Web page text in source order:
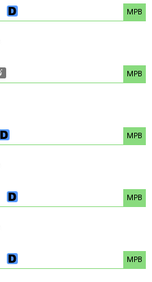
MPB
MPB
MPB
MPB
MPB